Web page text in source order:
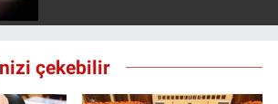
çekebilir